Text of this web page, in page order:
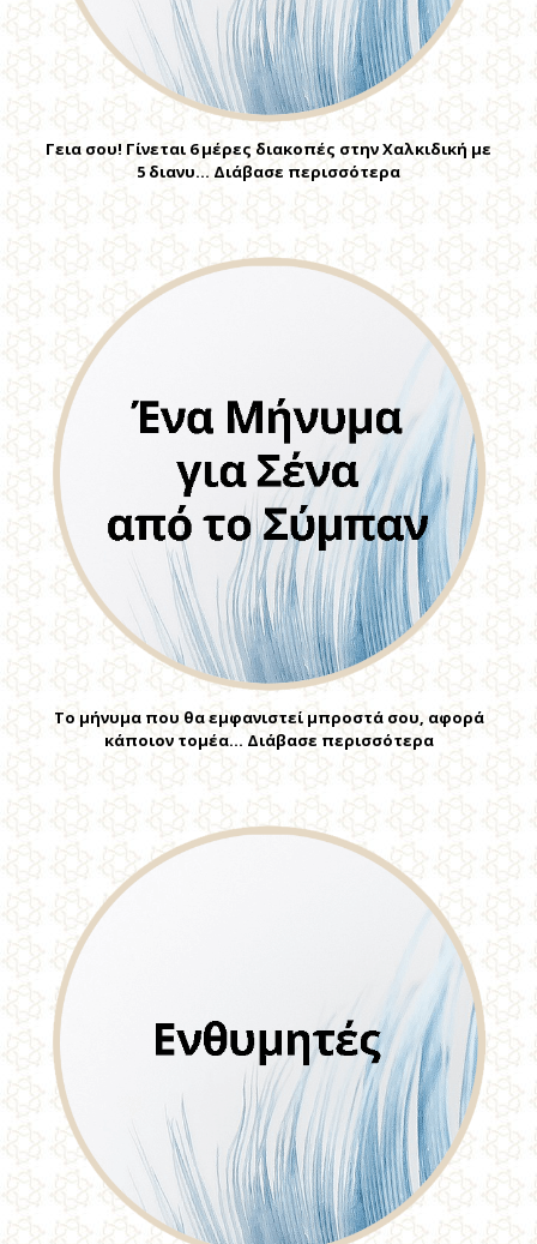
Γεια σου! Γίνεται 6 μέρες διακοπές στην Χαλκιδική με
5 διανυ… Διάβασε περισσότερα
Το μήνυμα που θα εμφανιστεί μπροστά σου, αφορά
κάποιον τομέα… Διάβασε περισσότερα